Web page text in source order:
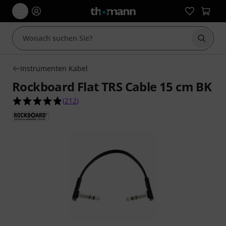
Suche
Instrumenten Kabel
Rockboard Flat TRS Cable 15 cm BK
4.8 von 5 Sternen aus 212 Kundenbewertungen
(212)